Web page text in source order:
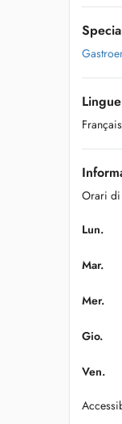
Français
Orari di
Lun.
Mar.
Mer.
Gio.
Ven.